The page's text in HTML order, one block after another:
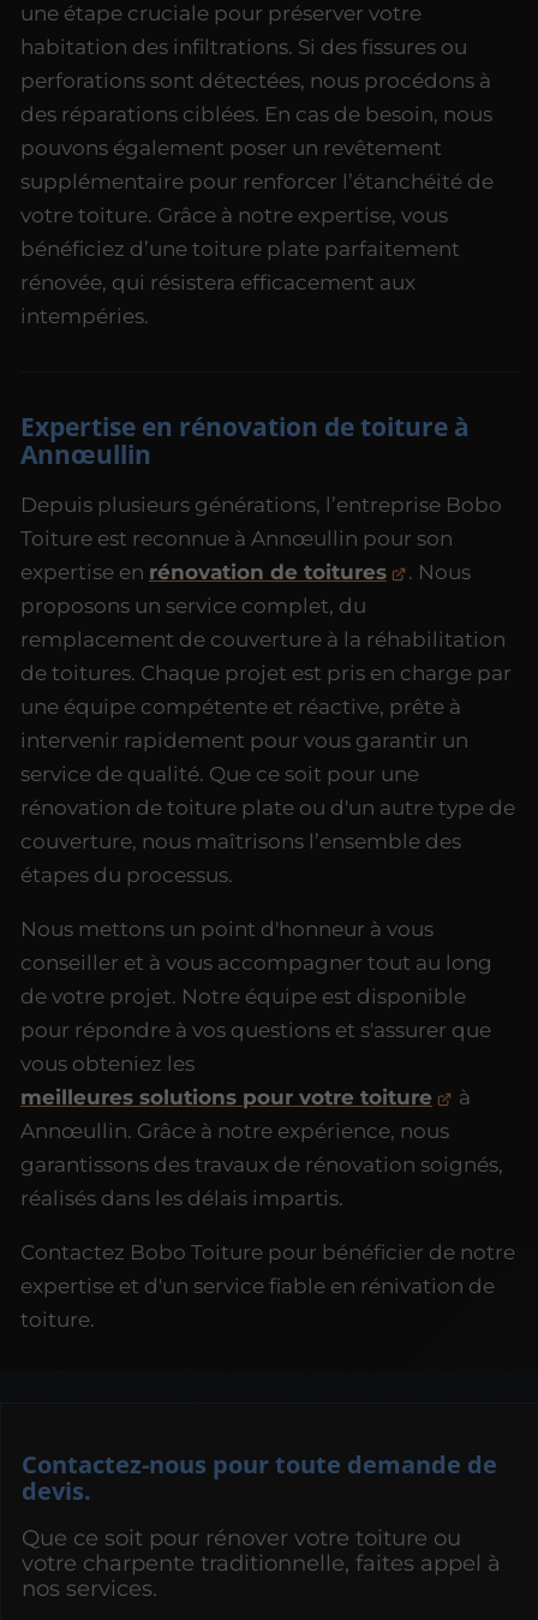
une étape cruciale pour préserver votre
habitation des infiltrations. Si des fissures ou
perforations sont détectées, nous procédons à
des réparations ciblées. En cas de besoin, nous
pouvons également poser un revêtement
supplémentaire pour renforcer l’étanchéité de
votre toiture. Grâce à notre expertise, vous
bénéficiez d’une toiture plate parfaitement
rénovée, qui résistera efficacement aux
intempéries.
Expertise en rénovation de toiture à
Annœullin
Depuis plusieurs générations, l’entreprise Bobo
Toiture est reconnue à Annœullin pour son
expertise en rénovation de toitures
. Nous
proposons un service complet, du
remplacement de couverture à la réhabilitation
de toitures. Chaque projet est pris en charge par
une équipe compétente et réactive, prête à
intervenir rapidement pour vous garantir un
service de qualité. Que ce soit pour une
rénovation de toiture plate ou d'un autre type de
couverture, nous maîtrisons l’ensemble des
étapes du processus.
Nous mettons un point d'honneur à vous
conseiller et à vous accompagner tout au long
de votre projet. Notre équipe est disponible
pour répondre à vos questions et s'assurer que
vous obteniez les
meilleures solutions pour votre toiture
à
Annœullin. Grâce à notre expérience, nous
garantissons des travaux de rénovation soignés,
réalisés dans les délais impartis.
Contactez Bobo Toiture pour bénéficier de notre
expertise et d'un service fiable en rénivation de
toiture.
Contactez-nous pour toute demande de
devis.
Que ce soit pour rénover votre toiture ou
votre charpente traditionnelle, faites appel à
nos services.